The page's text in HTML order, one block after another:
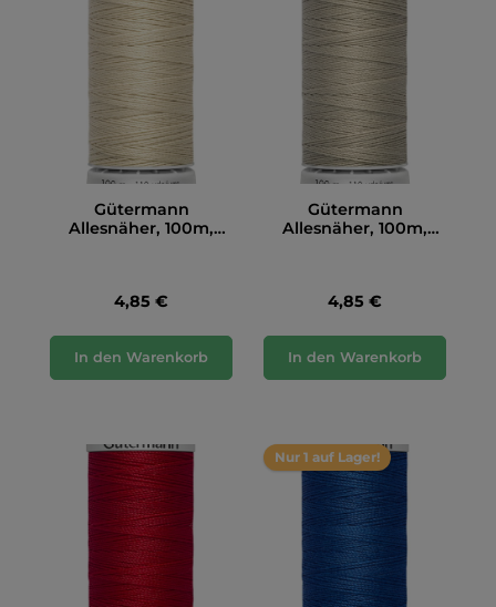
Gütermann
Allesnäher, 100m,
4,85 €
In den Warenkorb
Gütermann
Allesnäher, 100m,
4,85 €
In den Warenkorb
Nur 1 auf Lager!